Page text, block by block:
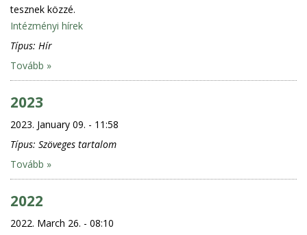
tesznek közzé.
Intézményi hírek
Típus: Hír
Tovább »
2023
2023. January 09. - 11:58
Típus: Szöveges tartalom
Tovább »
2022
2022. March 26. - 08:10